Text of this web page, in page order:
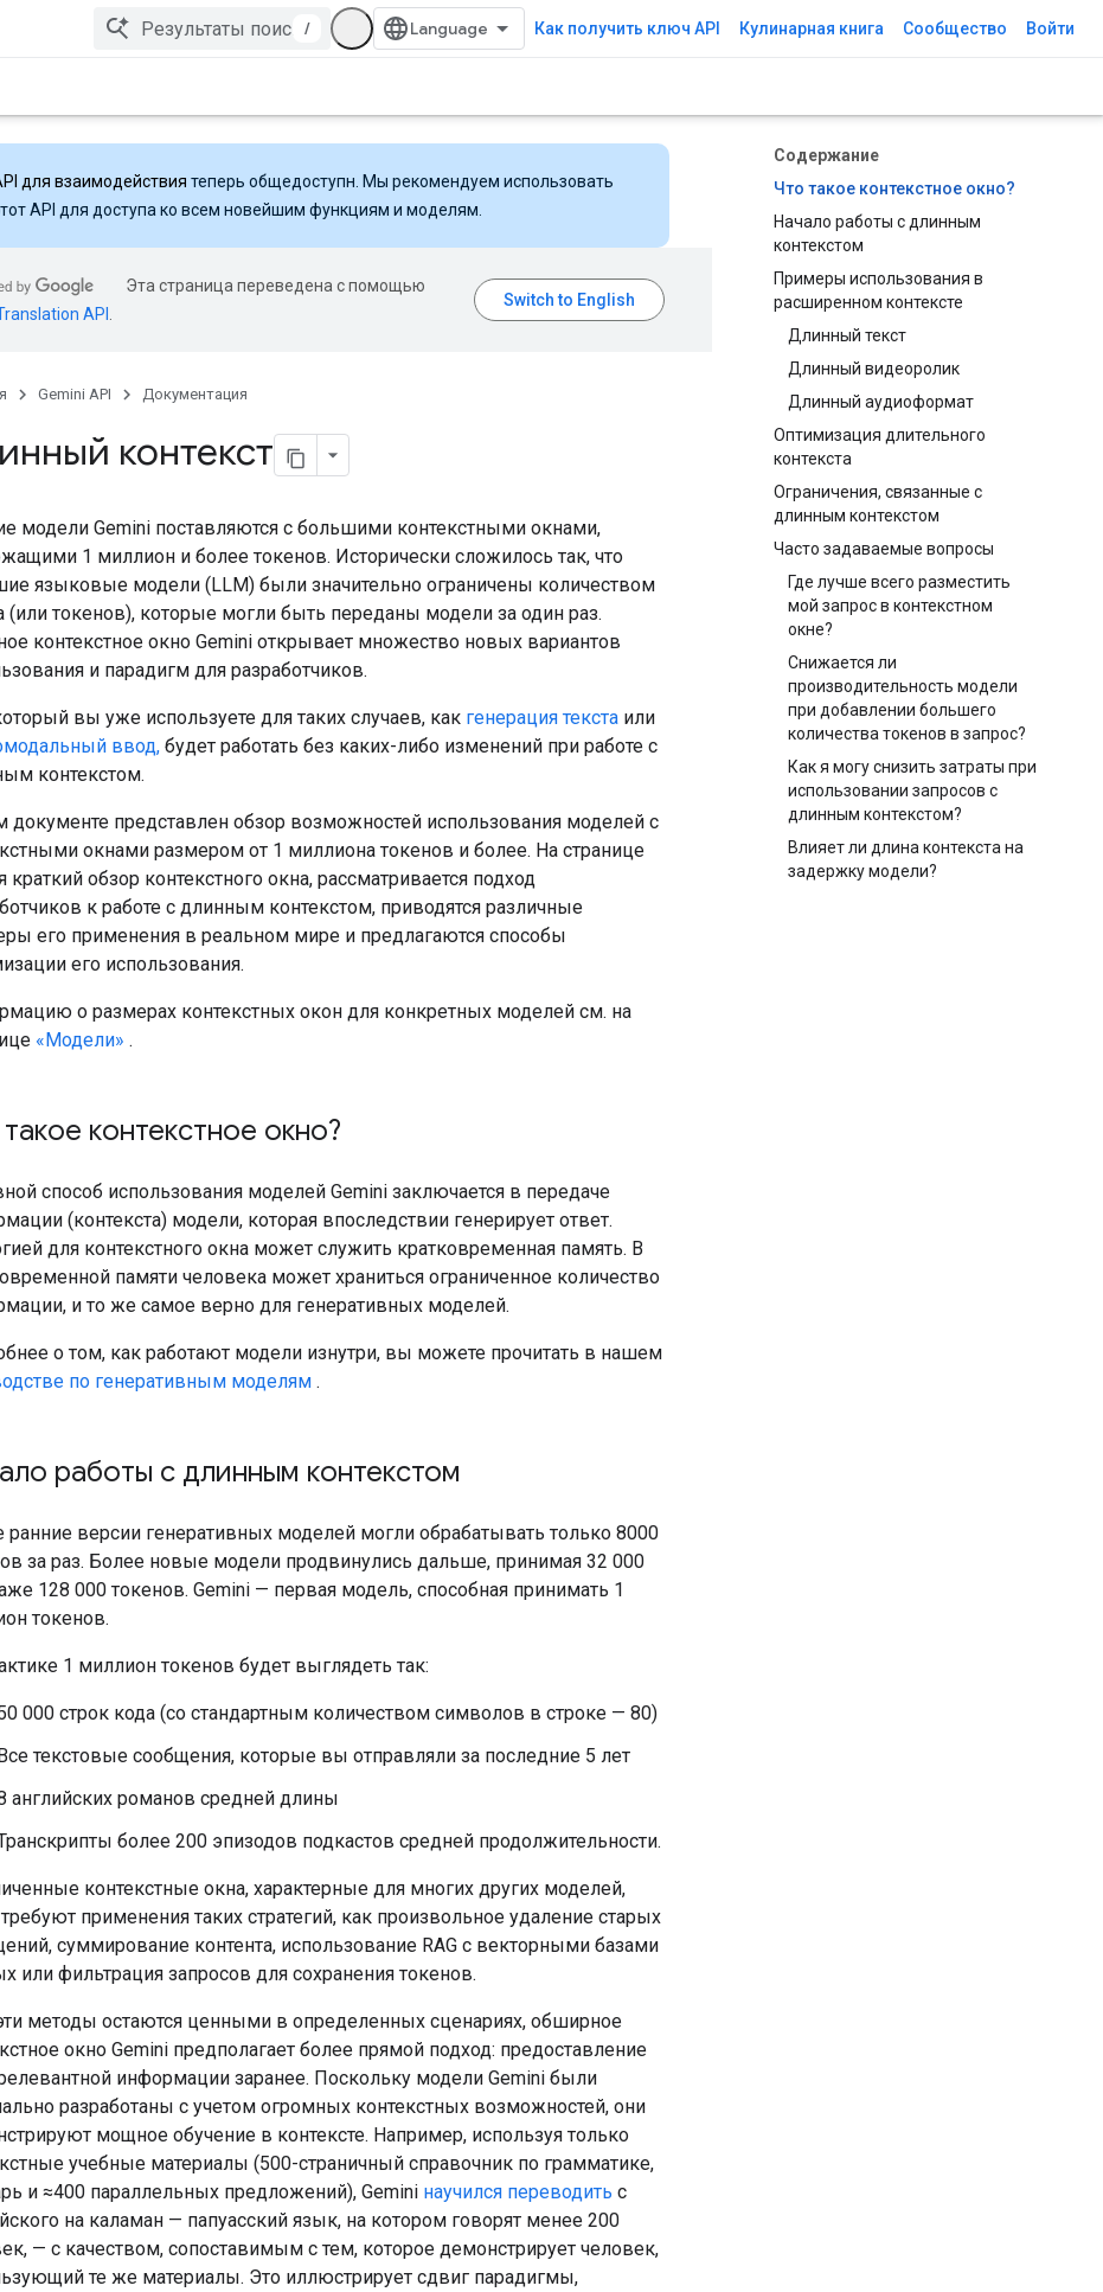
/ Как получить ключ API Кулинарная книга Сообщество Войти
Содержание
Что такое контекстное окно?
Начало работы с длинным
контекстом
Примеры использования в
расширенном контексте
Длинный текст
Длинный видеоролик
Длинный аудиоформат
Оптимизация длительного
контекста
Ограничения, связанные с
длинным контекстом
Часто задаваемые вопросы
Где лучше всего разместить
мой запрос в контекстном
окне?
Снижается ли
производительность модели
при добавлении большего
количества токенов в запрос?
Как я могу снизить затраты при
использовании запросов с
длинным контекстом?
Влияет ли длина контекста на
задержку модели?
для взаимодействия теперь общедоступн. Мы рекомендуем использовать
API для доступа ко всем новейшим функциям и моделям.
Эта страница переведена с помощью
API
Gemini API Документация
контекст
модели Gemini поставляются с большими контекстными окнами,
1 миллион и более токенов. Исторически сложилось так, что
языковые модели (LLM) были значительно ограничены количеством
(или токенов), которые могли быть переданы модели за один раз.
контекстное окно Gemini открывает множество новых вариантов
и парадигм для разработчиков.
вы уже используете для таких случаев, как генерация текста или
ввод, будет работать без каких-либо изменений при работе с
контекстом.
документе представлен обзор возможностей использования моделей с
окнами размером от 1 миллиона токенов и более. На странице
краткий обзор контекстного окна, рассматривается подход
к работе с длинным контекстом, приводятся различные
его применения в реальном мире и предлагаются способы
его использования.
о размерах контекстных окон для конкретных моделей см. на
«Модели» .
контекстное окно?
способ использования моделей Gemini заключается в передаче
(контекста) модели, которая впоследствии генерирует ответ.
для контекстного окна может служить кратковременная память. В
памяти человека может храниться ограниченное количество
и то же самое верно для генеративных моделей.
о том, как работают модели изнутри, вы можете прочитать в нашем
по генеративным моделям .
работы с длинным контекстом
ранние версии генеративных моделей могли обрабатывать только 8000
за раз. Более новые модели продвинулись дальше, принимая 32 000
128 000 токенов. Gemini — первая модель, способная принимать 1
токенов.
1 миллион токенов будет выглядеть так:
000 строк кода (со стандартным количеством символов в строке — 80)
текстовые сообщения, которые вы отправляли за последние 5 лет
английских романов средней длины
более 200 эпизодов подкастов средней продолжительности.
контекстные окна, характерные для многих других моделей,
требуют применения таких стратегий, как произвольное удаление старых
суммирование контента, использование RAG с векторными базами
или фильтрация запросов для сохранения токенов.
методы остаются ценными в определенных сценариях, обширное
окно Gemini предполагает более прямой подход: предоставление
информации заранее. Поскольку модели Gemini были
разработаны с учетом огромных контекстных возможностей, они
мощное обучение в контексте. Например, используя только
учебные материалы (500-страничный справочник по грамматике,
и ≈400 параллельных предложений), Gemini научился переводить с
на каламан — папуасский язык, на котором говорят менее 200
— с качеством, сопоставимым с тем, которое демонстрирует человек,
те же материалы. Это иллюстрирует сдвиг парадигмы,